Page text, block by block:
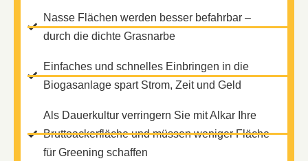
Nasse Flächen werden besser befahrbar –
durch die dichte Grasnarbe
Einfaches und schnelles Einbringen in die
Biogasanlage spart Strom, Zeit und Geld
Als Dauerkultur verringern Sie mit Alkar Ihre
Bruttoackerfläche und müssen weniger Fläche
für Greening schaffen